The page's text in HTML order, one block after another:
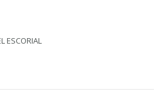
ESCORIAL